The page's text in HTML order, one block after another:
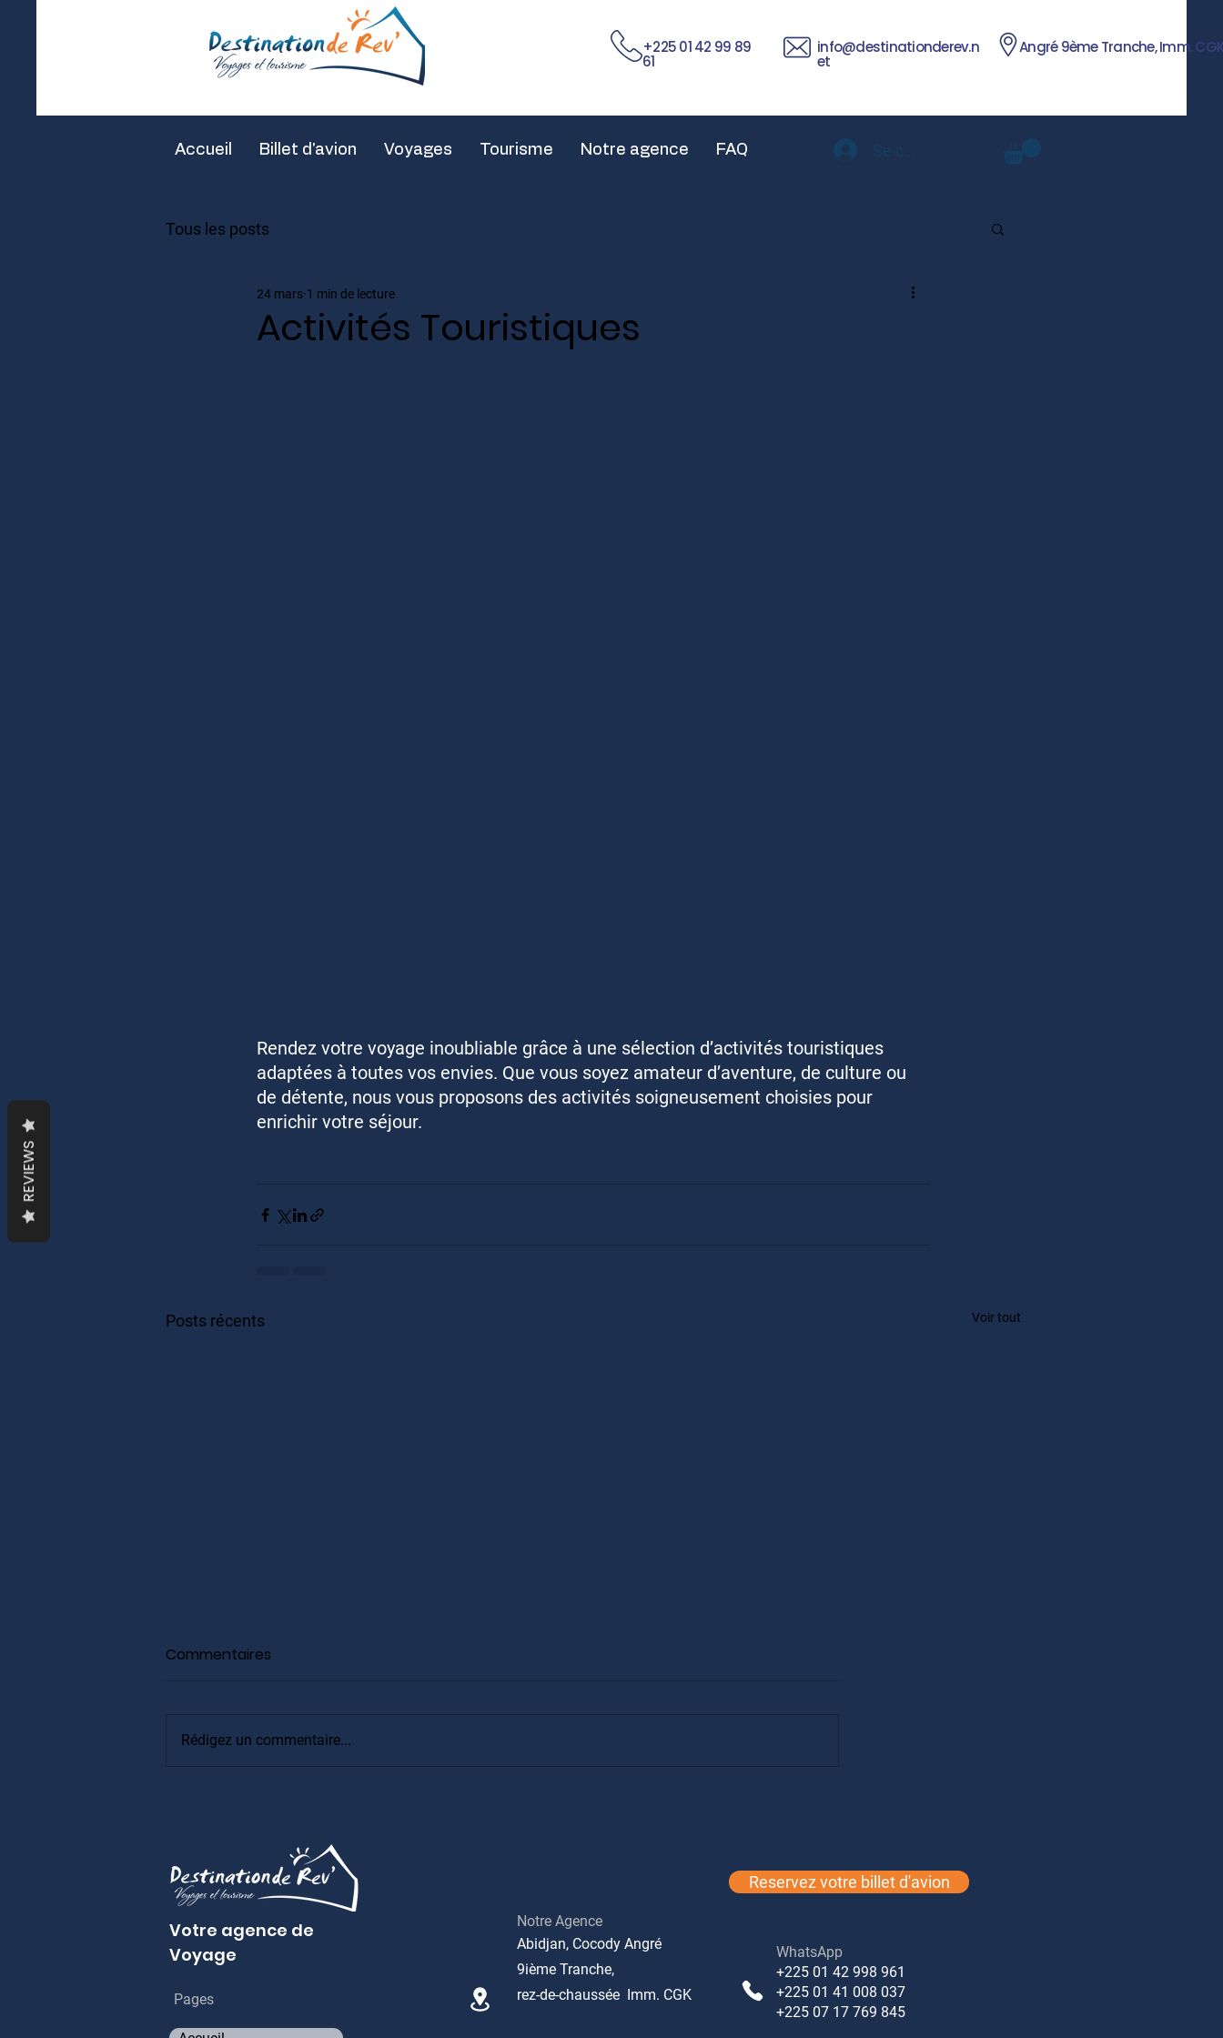
+225 01 42 99 89
61
info@destinationderev.n
et
Angré 9ème Tranche, Imm. CGK
Accueil Billet d'avion Voyages Tourisme Notre agence FAQ
Tous les posts
Activités Touristiques
24 mars 1 min de lecture
Rendez votre voyage inoubliable grâce à une sélection d’activités touristiques
adaptées à toutes vos envies. Que vous soyez amateur d’aventure, de culture ou
de détente, nous vous proposons des activités soigneusement choisies pour
enrichir votre séjour.
Posts récents Voir tout
Assurance Voyage
Transfert Package
Commentaires
Rédigez un commentaire...
Votre agence de
Voyage
Pages
Notre Agence
Abidjan, Cocody Angré
9ième Tranche,
rez-de-chaussée Imm. CGK
Reservez votre billet d'avion
WhatsApp
+225 01 42 998 961
+225 01 41 008 037
+225 07 17 769 845​​
REVIEWS